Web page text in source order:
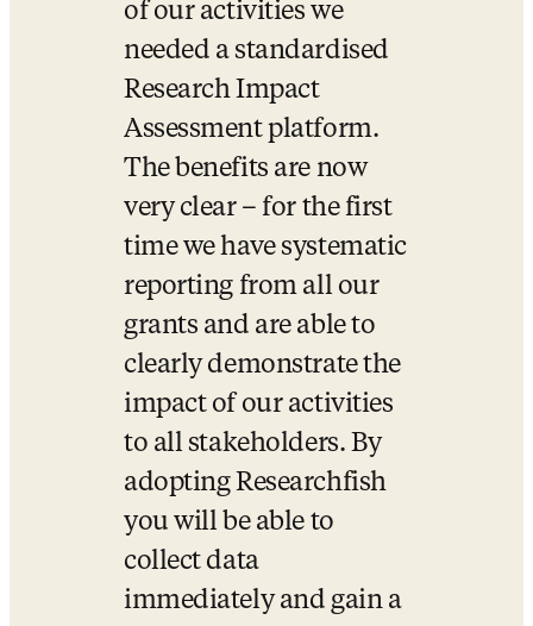
of our activities we
needed a standardised
Research Impact
Assessment platform.
The benefits are now
very clear – for the first
time we have systematic
reporting from all our
grants and are able to
clearly demonstrate the
impact of our activities
to all stakeholders. By
adopting Researchfish
you will be able to
collect data
immediately and gain a